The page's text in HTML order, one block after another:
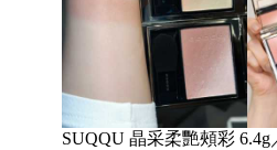
SUQQU 晶采柔艷頰彩 6.4g